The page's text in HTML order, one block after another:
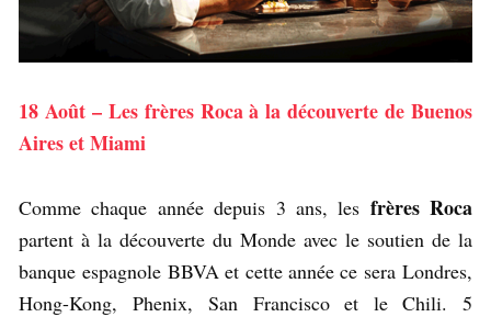
18 Août – Les frères Roca à la découverte de Buenos
Aires et Miami
Comme chaque année depuis 3 ans, les frères Roca
partent à la découverte du Monde avec le soutien de la
banque espagnole BBVA et cette année ce sera Londres,
Hong-Kong, Phenix, San Francisco et le Chili. 5